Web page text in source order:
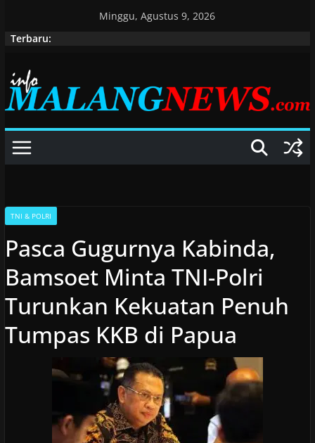
Minggu, Agustus 9, 2026
Terbaru:
TNI & POLRI
Pasca Gugurnya Kabinda,
Bamsoet Minta TNI-Polri
Turunkan Kekuatan Penuh
Tumpas KKB di Papua